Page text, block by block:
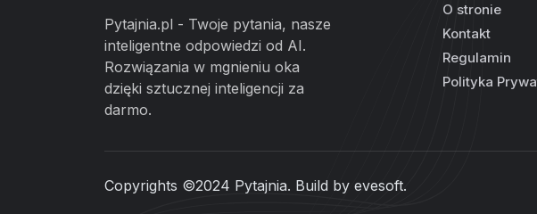
Pytajnia.pl - Twoje pytania, nasze
inteligentne odpowiedzi od AI.
Rozwiązania w mgnieniu oka
dzięki sztucznej inteligencji za
darmo.
O stronie
Kontakt
Regulamin
Polityka
Copyrights ©2024 Pytajnia. Build by evesoft.